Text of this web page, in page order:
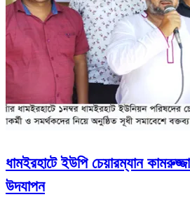
ধামইরহাটে ইউপি চেয়ারম্যান
উদযাপন